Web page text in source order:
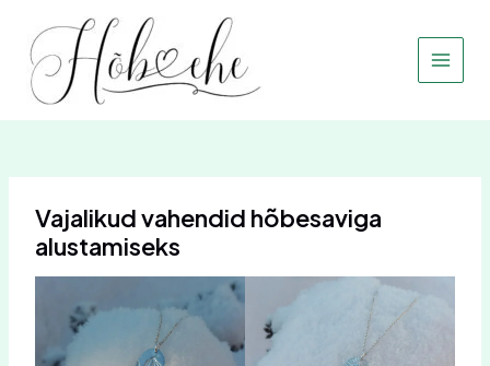
content
Menu
Vajalikud vahendid hõbesaviga
alustamiseks